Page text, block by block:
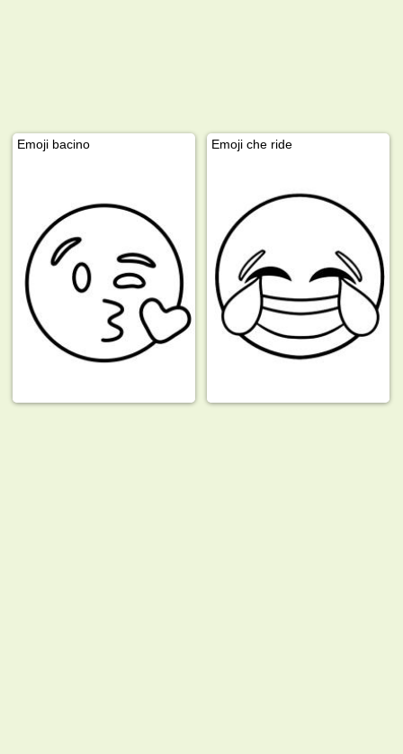
Emoji bacino Emoji che ride